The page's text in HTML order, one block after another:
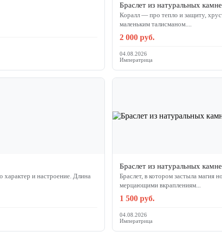
Браслет из натуральных
Коралл — про тепло и защиту,
маленьким талисманом....
2 000 руб.
04.08.2026
Императрица
характер и настроение. Длина
Браслет из натуральных
Браслет, в котором застыла магия ночи и тепло южного
мерцающими вкраплениям...
1 500 руб.
04.08.2026
Императрица